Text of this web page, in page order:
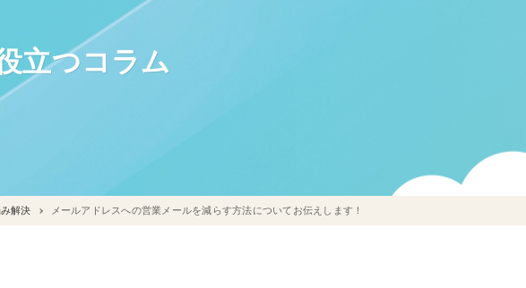
立つコラム
解決 メールアドレスへの営業メールを減らす方法についてお伝えします！